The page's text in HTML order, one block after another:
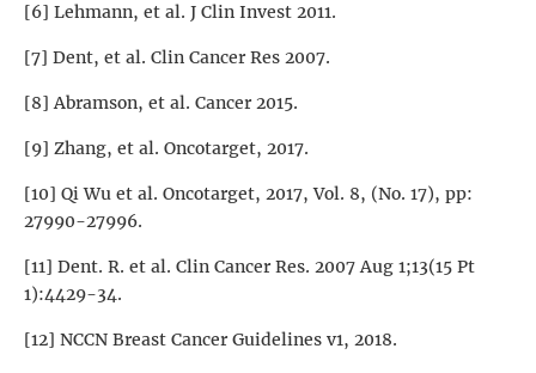
[6] Lehmann, et al. J Clin Invest 2011.
[7] Dent, et al. Clin Cancer Res 2007.
[8] Abramson, et al. Cancer 2015.
[9] Zhang, et al. Oncotarget, 2017.
[10] Qi Wu et al. Oncotarget, 2017, Vol. 8, (No. 17), pp:
27990-27996.
[11] Dent. R. et al. Clin Cancer Res. 2007 Aug 1;13(15 Pt
1):4429-34.
[12] NCCN Breast Cancer Guidelines v1, 2018.